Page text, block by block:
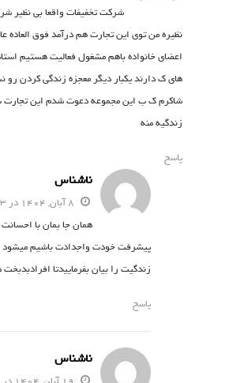
شرکت تخفیفات واقعا بی نظیر
نظیره من توی این تجارت هم درآمد فوق العاده
اعضای خانواده باهم مشغول فعالیت هستیم
های ک دارند یکبار دیگر معجزه زندگی کردن رو
شاکرم ک ب این مجموعه دعوت شدم این تجارت
زندگیه منه
پاسخ
ناشناس
همان جا بمان با
پیشرفت خودت واجدادت باشیم میشود
زندگیت را بیان بفرماییدتا
پاسخ
ناشناس